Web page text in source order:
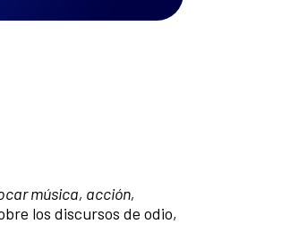
música, acción,
los discursos de odio,